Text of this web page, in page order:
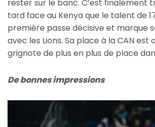
rester sur le banc. C’est finalement
tard face au Kenya que le talent de
première passe décisive et marque
avec les Lions. Sa place à la CAN est
grignote de plus en plus de place
De bonnes impressions